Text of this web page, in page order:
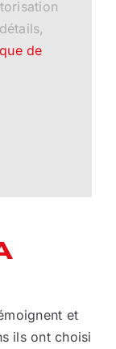
de
et
ils ont choisi